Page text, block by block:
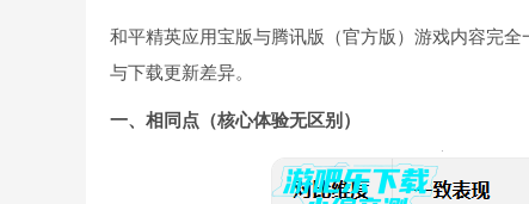
和平精英应用宝版与腾讯版（官方版）游戏内容完
与下载更新差异。
一、相同点（核心体验无区别）